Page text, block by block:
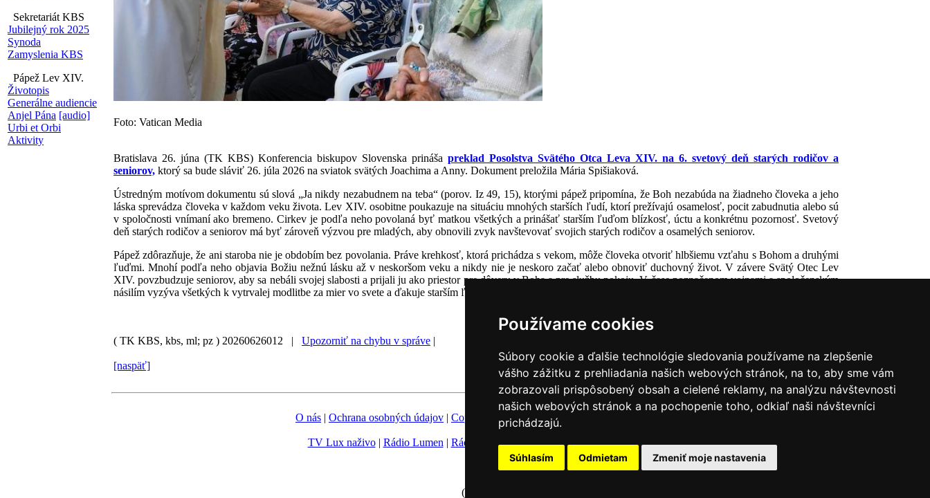
Používame cookies
Súbory cookie a ďalšie technológie sledovania používame na zlepšenie
vášho zážitku z prehliadania našich webových stránok, na to, aby sme vám
zobrazovali prispôsobený obsah a cielené reklamy, na analýzu návštevnosti
našich webových stránok a na pochopenie toho, odkiaľ naši návštevníci
prichádzajú.
Súhlasím Odmietam Zmeniť moje nastavenia
Sekretariát KBS
Jubilejný rok 2025
Synoda
Zamyslenia KBS
Pápež Lev XIV.
Životopis
Generálne audiencie
Anjel Pána [audio]
Urbi et Orbi
Aktivity
Foto: Vatican Media
Bratislava 26. júna (TK KBS) Konferencia biskupov Slovenska prináša preklad Posolstva Svätého Otca Leva XIV. na 6. svetový deň starých rodičov a
seniorov, ktorý sa bude sláviť 26. júla 2026 na sviatok svätých Joachima a Anny. Dokument preložila Mária Spišiaková.
Ústredným motívom dokumentu sú slová „Ja nikdy nezabudnem na teba“ (porov. Iz 49, 15), ktorými pápež pripomína, že Boh nezabúda na žiadneho človeka a jeho
láska sprevádza človeka v každom veku života. Lev XIV. osobitne poukazuje na situáciu mnohých starších ľudí, ktorí prežívajú osamelosť, pocit zabudnutia alebo sú
v spoločnosti vnímaní ako bremeno. Cirkev je podľa neho povolaná byť matkou všetkých a prinášať starším ľuďom blízkosť, úctu a konkrétnu pozornosť. Svetový
deň starých rodičov a seniorov má byť zároveň výzvou pre mladých, aby obnovili zvyk navštevovať svojich starých rodičov a osamelých seniorov.
Pápež zdôrazňuje, že ani staroba nie je obdobím bez povolania. Práve krehkosť, ktorá prichádza s vekom, môže človeka otvoriť hlbšiemu vzťahu s Bohom a druhými
ľuďmi. Mnohí podľa neho objavia Božiu nežnú lásku až v neskoršom veku a nikdy nie je neskoro začať alebo obnoviť duchovný život. V závere Svätý Otec Lev
XIV. povzbudzuje seniorov, aby sa nebáli svojej slabosti a prijali ju ako priestor pre dôveru v Boha a pre službu pokoju. V čase poznačenom vojnami a spoločenským
násilím vyzýva všetkých k vytrvalej modlitbe za mier vo svete a ďakuje starším ľuďom za ich modlitby, ktorými podporujú život Cirkvi.
( TK KBS, kbs, ml; pz ) 20260626012 | Upozorniť na chybu v správe |
[naspäť]
O nás | Ochrana osobných údajov | Copyright Fotobanka |Hovorca KBS
TV Lux naživo| Rádio Lumen | Rádio Vatikán|SSV|Katolícke noviny|Výveska|Do kostola
Nastavenie Cookies
(c) TK KBS 2003 - 2026